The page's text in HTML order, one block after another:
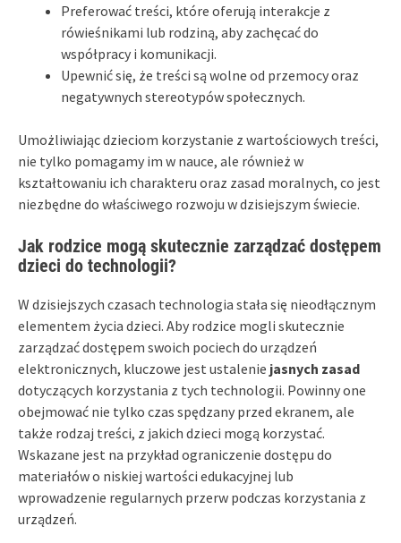
Preferować treści, które oferują interakcje z
rówieśnikami lub rodziną, aby zachęcać do
współpracy i komunikacji.
Upewnić się, że treści są wolne od przemocy oraz
negatywnych stereotypów społecznych.
Umożliwiając dzieciom korzystanie z wartościowych treści,
nie tylko pomagamy im w nauce, ale również w
kształtowaniu ich charakteru oraz zasad moralnych, co jest
niezbędne do właściwego rozwoju w dzisiejszym świecie.
Jak rodzice mogą skutecznie zarządzać dostępem
dzieci do technologii?
W dzisiejszych czasach technologia stała się nieodłącznym
elementem życia dzieci. Aby rodzice mogli skutecznie
zarządzać dostępem swoich pociech do urządzeń
elektronicznych, kluczowe jest ustalenie jasnych zasad
dotyczących korzystania z tych technologii. Powinny one
obejmować nie tylko czas spędzany przed ekranem, ale
także rodzaj treści, z jakich dzieci mogą korzystać.
Wskazane jest na przykład ograniczenie dostępu do
materiałów o niskiej wartości edukacyjnej lub
wprowadzenie regularnych przerw podczas korzystania z
urządzeń.